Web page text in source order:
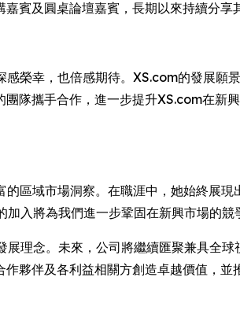
賓及圓桌論壇嘉賓，長期以來持續分享
榮幸，也倍感期待。XS.com的發展願
隊攜手合作，進一步提升XS.com在新
區域市場洞察。在職涯中，她始終展
入將為我們進一步鞏固在新興市場的
理念。未來，公司將繼續匯聚兼具全
夥伴及各利益相關方創造卓越價值，並